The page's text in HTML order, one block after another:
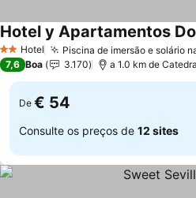
2 Estrelas
Hotel Piscina de imersão e solário
Hotel y Apartamentos
7,6 Boa 3.170 a 1.0 km de
De € 54
Consulte os preços de 12 sites